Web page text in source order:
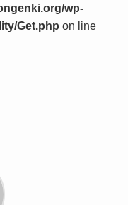
wp-
Get.php on line